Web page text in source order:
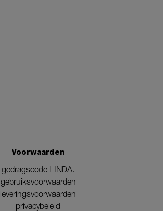
Voorwaarden
gedragscode LINDA.
gebruiksvoorwaarden
leveringsvoorwaarden
privacybeleid